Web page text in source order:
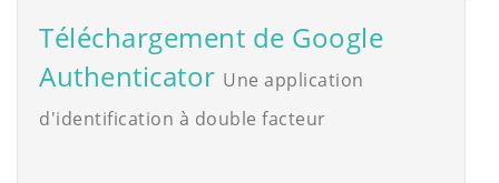
Téléchargement de Google
Authenticator Une application
d'identification à double facteur